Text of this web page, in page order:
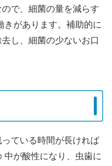
で、細菌の量を減らす
があります。補助的に
し、細菌の少ないお口
ている時間が長ければ
が酸性になり、虫歯に